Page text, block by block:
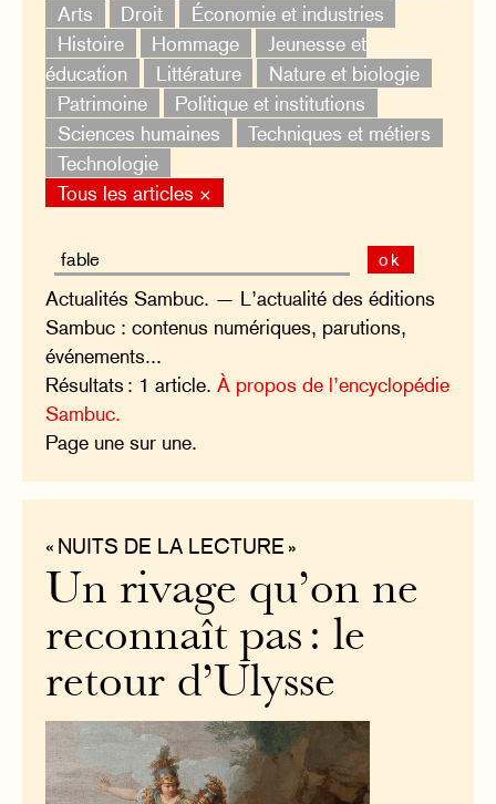
Arts
Droit
Économie et industries
Histoire
Hommage
Jeunesse et
éducation
Littérature
Nature et biologie
Patrimoine
Politique et institutions
Sciences humaines
Techniques et métiers
Technologie
Tous les articles ×
ok
Actualités Sambuc. — L’actualité des éditions
Sambuc : contenus numériques, parutions,
événements...
Résultats : 1 article.À propos de l’encyclopédie
Sambuc.
Page une sur une.
« NUITS DE LA LECTURE »
Un rivage qu’on ne
reconnaît pas : le
retour d’Ulysse